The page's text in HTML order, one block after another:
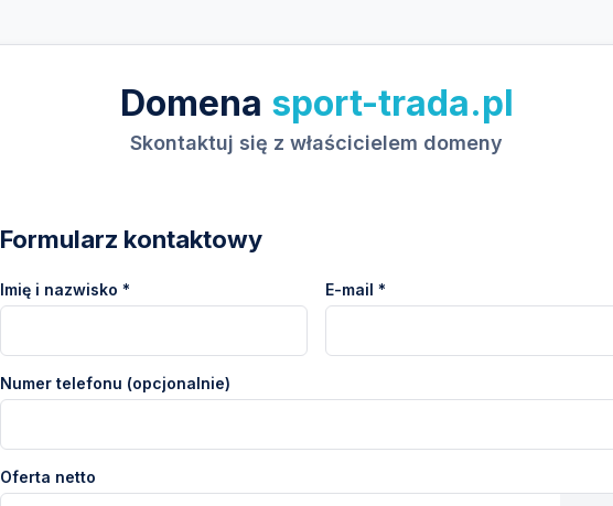
Domena sport-trada.pl
Skontaktuj się z właścicielem domeny
Formularz kontaktowy
Imię i nazwisko * E-mail *
Numer telefonu (opcjonalnie)
Oferta netto